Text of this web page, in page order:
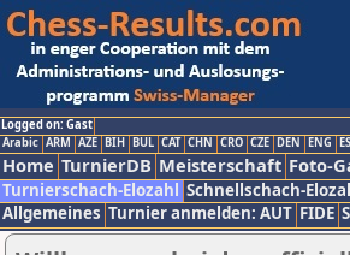
Logged on: Gast
Arabic ARM AZE BIH BUL CAT CHN CRO CZE DEN ENG
Home TurnierDB Meisterschaft Foto-
Turnierschach-Elozahl Schnellschach-
Allgemeines Turnier anmelden: AUT FIDE